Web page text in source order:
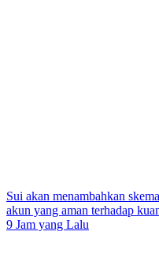
Sui akan menambahkan
akun yang aman terhadap
9 Jam yang Lalu